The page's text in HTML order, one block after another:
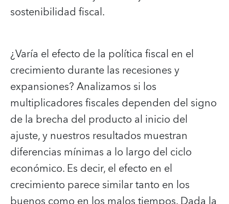
sostenibilidad fiscal.
¿Varía el efecto de la política fiscal en el
crecimiento durante las recesiones y
expansiones? Analizamos si los
multiplicadores fiscales dependen del signo
de la brecha del producto al inicio del
ajuste, y nuestros resultados muestran
diferencias mínimas a lo largo del ciclo
económico. Es decir, el efecto en el
crecimiento parece similar tanto en los